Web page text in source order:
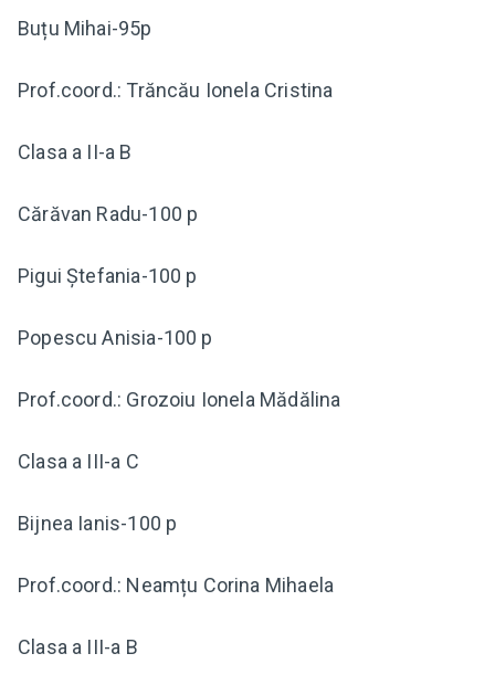
Buțu Mihai-95p
Prof.coord.: Trăncău Ionela Cristina
Clasa a II-a B
Cărăvan Radu-100 p
Pigui Ștefania-100 p
Popescu Anisia-100 p
Prof.coord.: Grozoiu Ionela Mădălina
Clasa a III-a C
Bijnea Ianis-100 p
Prof.coord.: Neamțu Corina Mihaela
Clasa a III-a B